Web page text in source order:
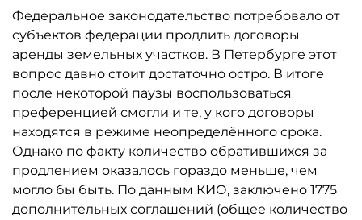
Федеральное законодательство потребовало от
субъектов федерации продлить договоры
аренды земельных участков. В Петербурге этот
вопрос давно стоит достаточно остро. В итоге
после некоторой паузы воспользоваться
преференцией смогли и те, у кого договоры
находятся в режиме неопределённого срока.
Однако по факту количество обратившихся за
продлением оказалось гораздо меньше, чем
могло бы быть. По данным КИО, заключено 1775
дополнительных соглашений (общее количество